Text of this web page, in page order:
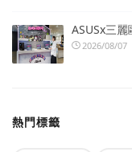
ASUSx三
2026/08/07
熱門標籤